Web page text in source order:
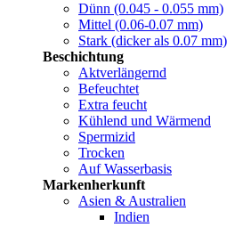
Dünn (0.045 - 0.055 mm)
Mittel (0.06-0.07 mm)
Stark (dicker als 0.07 mm)
Beschichtung
Aktverlängernd
Befeuchtet
Extra feucht
Kühlend und Wärmend
Spermizid
Trocken
Auf Wasserbasis
Markenherkunft
Asien & Australien
Indien